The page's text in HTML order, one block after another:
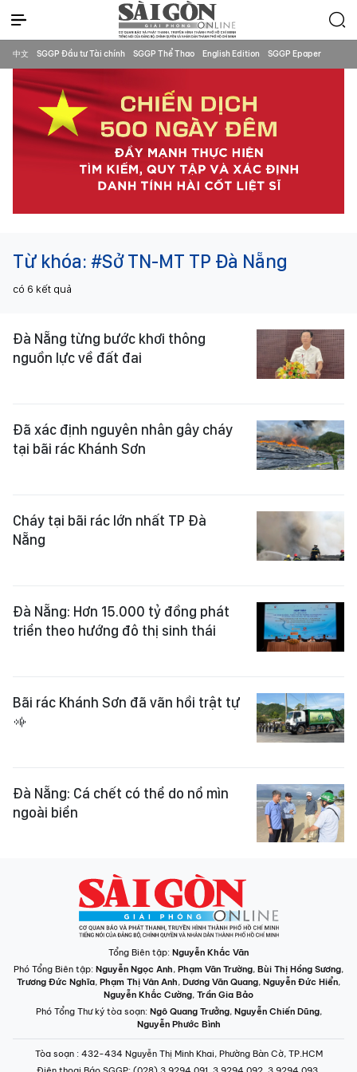
中文 SGGP Đầu tư Tài chính SGGP Thể Thao English Edition SGGP Epaper
Từ khóa: #Sở TN-MT TP Đà Nẵng
có 6 kết quả
Đà Nẵng từng bước khơi thông
nguồn lực về đất đai
Đã xác định nguyên nhân gây cháy
tại bãi rác Khánh Sơn
Cháy tại bãi rác lớn nhất TP Đà
Nẵng
Đà Nẵng: Hơn 15.000 tỷ đồng phát
triển theo hướng đô thị sinh thái
Bãi rác Khánh Sơn đã vãn hồi trật tự
Đà Nẵng: Cá chết có thể do nổ mìn
ngoài biển
Tổng Biên tập: Nguyễn Khắc Văn
Phó Tổng Biên tập: Nguyễn Ngọc Anh, Phạm Văn Trường, Bùi Thị Hồng Sương,
Trương Đức Nghĩa, Phạm Thị Vân Anh, Dương Văn Quang, Nguyễn Đức Hiển,
Nguyễn Khắc Cường, Trần Gia Bảo
Phó Tổng Thư ký tòa soạn: Ngô Quang Trưởng, Nguyễn Chiến Dũng,
Nguyễn Phước Bình
Tòa soạn : 432-434 Nguyễn Thị Minh Khai, Phường Bàn Cờ, TP.HCM